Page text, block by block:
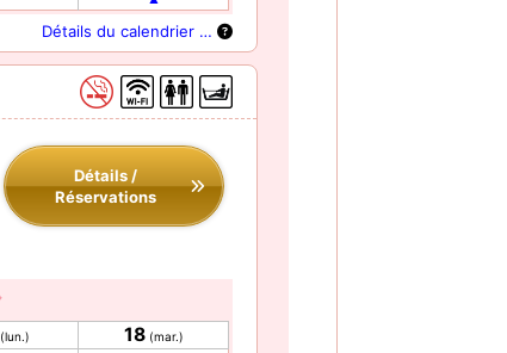
Détails du calendrier …
Détails /
Réservations
(lun.) 18 (mar.)